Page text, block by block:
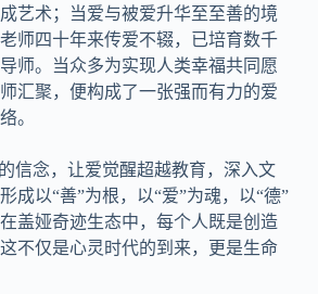
艺术；当爱与被爱升华至至善的境
师四十年来传爱不辍，已培育数千
师。当众多为实现人类幸福共同愿
汇聚，便构成了一张强而有力的爱
。
信念，让爱觉醒超越教育，深入文
成以“善”为根，以“爱”为魂，以“德”
盖娅奇迹生态中，每个人既是创造
不仅是心灵时代的到来，更是生命